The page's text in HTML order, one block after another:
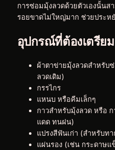
การซ่อมมุ้งลวดด้วยตัวเองนั้นส
รอยขาดไม่ใหญ่มาก ช่วยประห
อุปกรณ์ที่ต้องเตรียม
ผ้าตาข่ายมุ้งลวดสำหรับ
ลวดเดิม)
กรรไกร
แหนบ หรือคีมเล็กๆ
กาวสำหรับมุ้งลวด หรือ
แดด ทนฝน)
แปรงสีฟันเก่า (สำหรับทา
แผ่นรอง (เช่น กระดาษแ